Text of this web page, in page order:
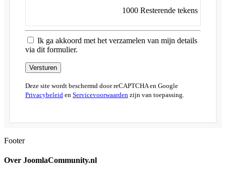
1000 Resterende tekens
Ik ga akkoord met het verzamelen van mijn details
via dit formulier.
Versturen
Deze site wordt beschermd door reCAPTCHA en Google
Privacybeleid en Servicevoorwaarden zijn van toepassing.
Footer
Over JoomlaCommunity.nl